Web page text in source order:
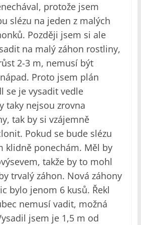
protože jsem
slézu na jeden z malých
Později jsem si ale
na malý záhon rostliny,
2-3 m, nemusí být
Proto jsem plán
se je vysadit vedle
taky nejsou zrovna
tak by si vzájemně
Pokud se bude slézu
klidně ponechám. Měl by
takže by to mohl
trvalý záhon. Nová záhony
bylo jenom 6 kusů. Řekl
nemusí vadit, možná
jsem je 1,5 m od